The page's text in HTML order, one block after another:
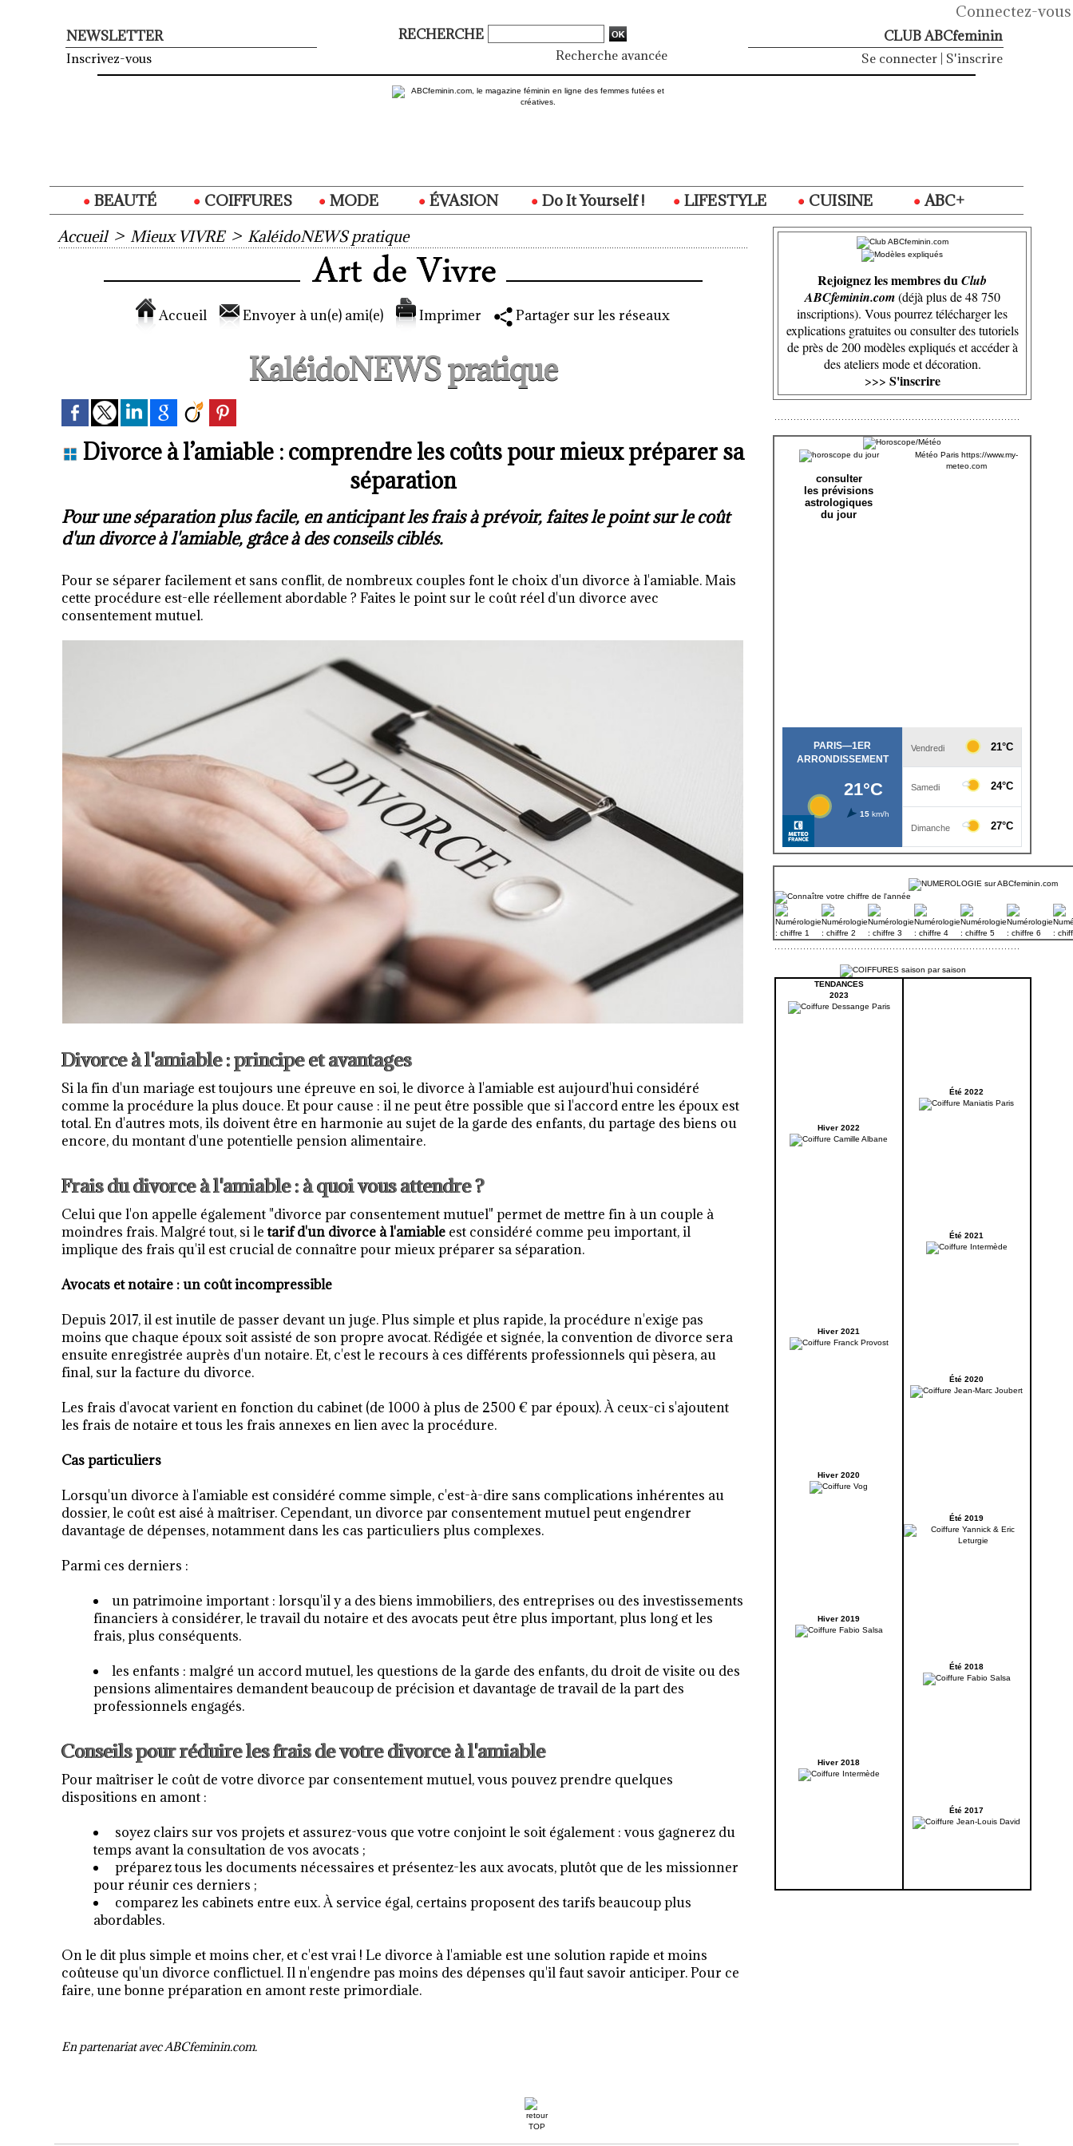
Connectez-vous
NEWSLETTER
Inscrivez-vous
RECHERCHE
Recherche avancée
CLUB ABCfeminin
Se connecter S'inscrire
BEAUTÉ COIFFURES MODE ÉVASION Do It Yourself ! LIFESTYLE CUISINE
ABC+
Accueil > Mieux VIVRE > KaléidoNEWS pratique
Accueil Envoyer à un(e) ami(e) Imprimer Partager sur les réseaux
KaléidoNEWS pratique
Divorce à l’amiable : comprendre les coûts pour mieux préparer sa
séparation
Pour une séparation plus facile, en anticipant les frais à prévoir, faites le point sur le coût
d'un divorce à l'amiable, grâce à des conseils ciblés.
Pour se séparer facilement et sans conflit, de nombreux couples font le choix d'un divorce à l'amiable. Mais
cette procédure est-elle réellement abordable ? Faites le point sur le coût réel d'un divorce avec
consentement mutuel.
Divorce à l'amiable : principe et avantages
Si la fin d'un mariage est toujours une épreuve en soi, le divorce à l'amiable est aujourd'hui considéré
comme la procédure la plus douce. Et pour cause : il ne peut être possible que si l'accord entre les époux est
total. En d'autres mots, ils doivent être en harmonie au sujet de la garde des enfants, du partage des biens ou
encore, du montant d'une potentielle pension alimentaire.
Frais du divorce à l'amiable : à quoi vous attendre ?
Celui que l'on appelle également "divorce par consentement mutuel" permet de mettre fin à un couple à
moindres frais. Malgré tout, si letarif d'un divorce à l'amiable est considéré comme peu important, il
implique des frais qu'il est crucial de connaître pour mieux préparer sa séparation.
Avocats et notaire : un coût incompressible
Depuis 2017, il est inutile de passer devant un juge. Plus simple et plus rapide, la procédure n'exige pas
moins que chaque époux soit assisté de son propre avocat. Rédigée et signée, la convention de divorce sera
ensuite enregistrée auprès d'un notaire. Et, c'est le recours à ces différents professionnels qui pèsera, au
final, sur la facture du divorce.
Les frais d'avocat varient en fonction du cabinet (de 1000 à plus de 2500 € par époux). À ceux-ci s'ajoutent
les frais de notaire et tous les frais annexes en lien avec la procédure.
Cas particuliers
Lorsqu'un divorce à l'amiable est considéré comme simple, c'est-à-dire sans complications inhérentes au
dossier, le coût est aisé à maîtriser. Cependant, un divorce par consentement mutuel peut engendrer
davantage de dépenses, notamment dans les cas particuliers plus complexes.
Parmi ces derniers :
un patrimoine important : lorsqu'il y a des biens immobiliers, des entreprises ou des investissements
financiers à considérer, le travail du notaire et des avocats peut être plus important, plus long et les
frais, plus conséquents.
les enfants : malgré un accord mutuel, les questions de la garde des enfants, du droit de visite ou des
pensions alimentaires demandent beaucoup de précision et davantage de travail de la part des
professionnels engagés.
Conseils pour réduire les frais de votre divorce à l'amiable
Pour maîtriser le coût de votre divorce par consentement mutuel, vous pouvez prendre quelques
dispositions en amont :
soyez clairs sur vos projets et assurez-vous que votre conjoint le soit également : vous gagnerez du
temps avant la consultation de vos avocats ;
préparez tous les documents nécessaires et présentez-les aux avocats, plutôt que de les missionner
pour réunir ces derniers ;
comparez les cabinets entre eux. À service égal, certains proposent des tarifs beaucoup plus
abordables.
On le dit plus simple et moins cher, et c'est vrai ! Le divorce à l'amiable est une solution rapide et moins
coûteuse qu'un divorce conflictuel. Il n'engendre pas moins des dépenses qu'il faut savoir anticiper. Pour ce
faire, une bonne préparation en amont reste primordiale.
En partenariat avec ABCfeminin.com.
Rejoignez les membres duClub
ABCfeminin.com(déjà plus de 48 750
inscriptions). Vous pourrez télécharger les
explications gratuites ou consulter des tutoriels
de près de 200 modèles expliqués et accéder à
des ateliers mode et décoration.
>>> S'inscrire
consulter
les prévisions
astrologiques
du jour
Météo Paris https://www.my-
meteo.com
TENDANCES
2023
Hiver 2022
Hiver 2021
Hiver 2020
Hiver 2019
Hiver 2018
Été 2022
Été 2021
Été 2020
Été 2019
Été 2018
Été 2017